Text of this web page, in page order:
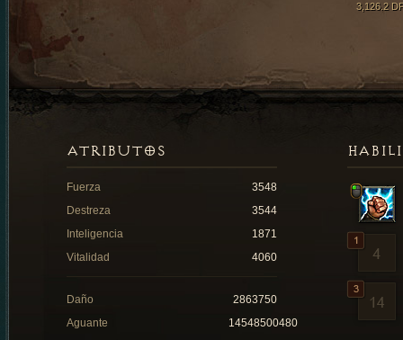
3,126.2
ATRIBUTOS
Fuerza
3548
Destreza
3544
Inteligencia
1871
Vitalidad
4060
Daño
2863750
Aguante
14548500480